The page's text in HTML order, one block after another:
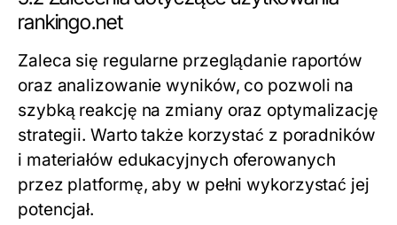
rankingo.net
Zaleca się regularne przeglądanie raportów
oraz analizowanie wyników, co pozwoli na
szybką reakcję na zmiany oraz optymalizację
strategii. Warto także korzystać z poradników
i materiałów edukacyjnych oferowanych
przez platformę, aby w pełni wykorzystać jej
potencjał.